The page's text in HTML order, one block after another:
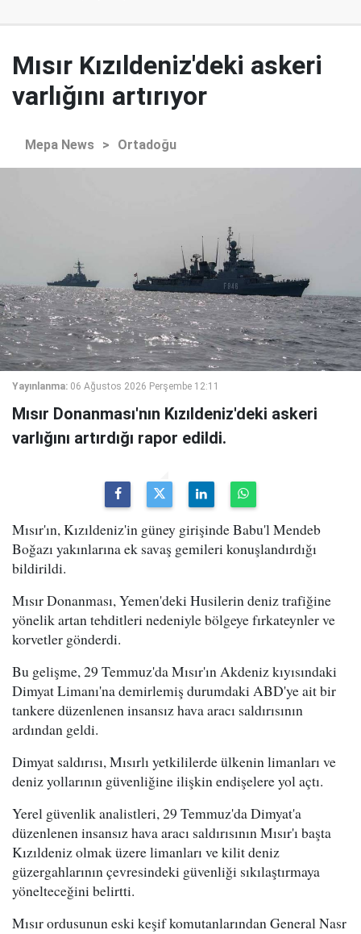
Mısır Kızıldeniz'deki askeri
varlığını artırıyor
Mepa News > Ortadoğu
Yayınlanma: 06 Ağustos 2026 Perşembe 12:11
Mısır Donanması'nın Kızıldeniz'deki askeri
varlığını artırdığı rapor edildi.
Mısır'ın, Kızıldeniz'in güney girişinde Babu'l Mendeb
Boğazı yakınlarına ek savaş gemileri konuşlandırdığı
bildirildi.
Mısır Donanması, Yemen'deki Husilerin deniz trafiğine
yönelik artan tehditleri nedeniyle bölgeye fırkateynler ve
korvetler gönderdi.
Bu gelişme, 29 Temmuz'da Mısır'ın Akdeniz kıyısındaki
Dimyat Limanı'na demirlemiş durumdaki ABD'ye ait bir
tankere düzenlenen insansız hava aracı saldırısının
ardından geldi.
Dimyat saldırısı, Mısırlı yetkililerde ülkenin limanları ve
deniz yollarının güvenliğine ilişkin endişelere yol açtı.
Yerel güvenlik analistleri, 29 Temmuz'da Dimyat'a
düzenlenen insansız hava aracı saldırısının Mısır'ı başta
Kızıldeniz olmak üzere limanları ve kilit deniz
güzergahlarının çevresindeki güvenliği sıkılaştırmaya
yönelteceğini belirtti.
Mısır ordusunun eski keşif komutanlarından General Nasr